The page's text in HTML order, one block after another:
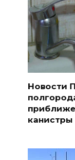
Новости
канистры